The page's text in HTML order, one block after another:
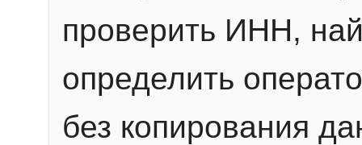
проверить ИНН,
определить
без копирования